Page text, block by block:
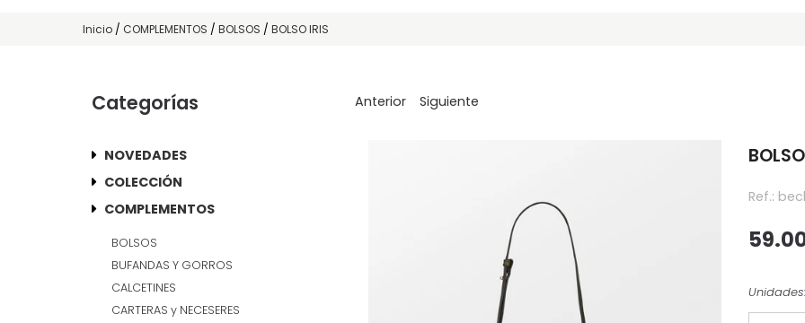
Inicio / COMPLEMENTOS / BOLSOS / BOLSO IRIS
Anterior Siguiente
Ref.:
Unidades:
Categorías
NOVEDADES
COLECCIÓN
COMPLEMENTOS
BOLSOS
BUFANDAS Y GORROS
CALCETINES
CARTERAS y NECESERES